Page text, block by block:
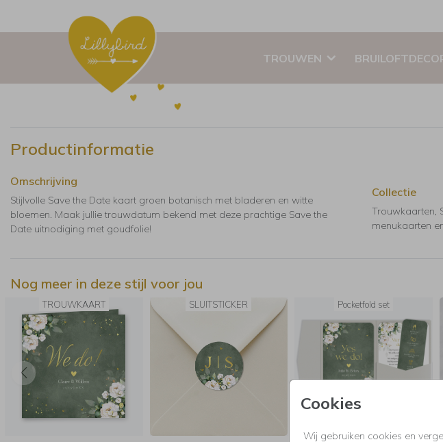
TROUWEN
Cookies
Wij gebruiken cookies en
Productinformatie
Omschrijving
Stijlvolle Save the Date kaart groen botanisch met bladeren en witte
bloemen. Maak jullie trouwdatum bekend met deze prachtige Save the
Date uitnodiging met goudfolie!
Collectie
Trouwkaarten,
menukaarten
Nog meer in deze stijl voor jou
TROUWKAART SLUITSTICKER Pocketfold set